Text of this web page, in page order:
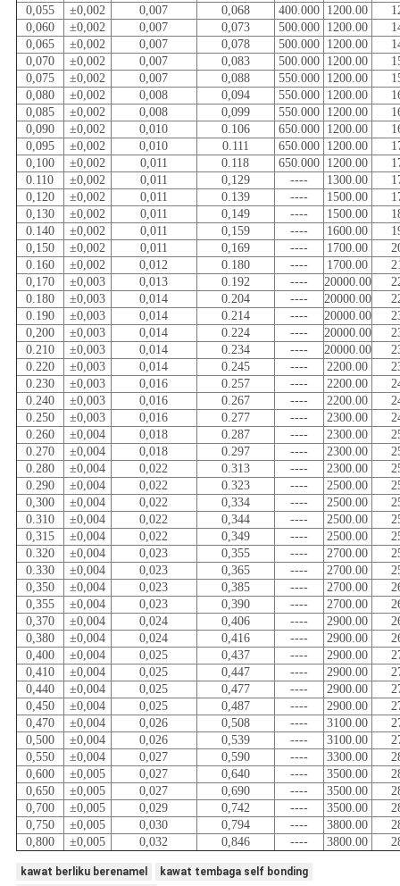
0,055
±0,002 0,007 0,068 400.000 1200.00
0,060
±0,002 0,007 0,073 500.000 1200.00
0,065
±0,002 0,007 0,078 500.000 1200.00
0,070
±0,002 0,007 0,083 500.000 1200.00
0,075
±0,002 0,007 0,088 550.000 1200.00
0,080
±0,002 0,008 0,094 550.000 1200.00
0,085
±0,002 0,008 0,099 550.000 1200.00
0,090
±0,002 0,010 0.106 650.000 1200.00
0,095
±0,002 0,010 0.111 650.000 1200.00
0,100
±0,002 0,011 0.118 650.000 1200.00
0.110
±0,002 0,011 0,129 ---- 1300.00
0,120
±0,002 0,011 0.139 ---- 1500.00
0,130
±0,002 0,011 0,149 ---- 1500.00
0.140
±0,002 0,011 0,159 ---- 1600.00
0,150
±0,002 0,011 0,169 ---- 1700.00
0.160
±0,002 0,012 0.180 ---- 1700.00
0,170
±0,003 0,013 0.192 ---- 20000.00
0.180
±0,003 0,014 0.204 ---- 20000.00
0.190
±0,003 0,014 0.214 ---- 20000.00
0,200
±0,003 0,014 0.224 ---- 20000.00
0.210
±0,003 0,014 0.234 ---- 20000.00
0.220
±0,003 0,014 0.245 ---- 2200.00
0.230
±0,003 0,016 0.257 ---- 2200.00
0.240
±0,003 0,016 0.267 ---- 2200.00
0.250
±0,003 0,016 0.277 ---- 2300.00
0.260
±0,004 0,018 0.287 ---- 2300.00
0.270
±0,004 0,018 0.297 ---- 2300.00
0.280
±0,004 0,022 0.313 ---- 2300.00
0.290
±0,004 0,022 0.323 ---- 2500.00
0,300
±0,004 0,022 0,334 ---- 2500.00
0.310
±0,004 0,022 0,344 ---- 2500.00
0,315
±0,004 0,022 0,349 ---- 2500.00
0.320
±0,004 0,023 0,355 ---- 2700.00
0.330
±0,004 0,023 0,365 ---- 2700.00
0,350
±0,004 0,023 0,385 ---- 2700.00
0,355
±0,004 0,023 0,390 ---- 2700.00
0,370
±0,004 0,024 0,406 ---- 2900.00
0,380
±0,004 0,024 0,416 ---- 2900.00
0,400
±0,004 0,025 0,437 ---- 2900.00
0,410
±0,004 0,025 0,447 ---- 2900.00
0,440
±0,004 0,025 0,477 ---- 2900.00
0,450
±0,004 0,025 0,487 ---- 2900.00
0,470
±0,004 0,026 0,508 ---- 3100.00
0,500
±0,004 0,026 0,539 ---- 3100.00
0,550
±0,004 0,027 0,590 ---- 3300.00
0,600
±0,005 0,027 0,640 ---- 3500.00
0,650
±0,005 0,027 0,690 ---- 3500.00
0,700
±0,005 0,029 0,742 ---- 3500.00
0,750
±0,005 0,030 0,794 ---- 3800.00
0,800
±0,005 0,032 0,846 ---- 3800.00
kawat berliku berenamel
kawat tembaga self bonding